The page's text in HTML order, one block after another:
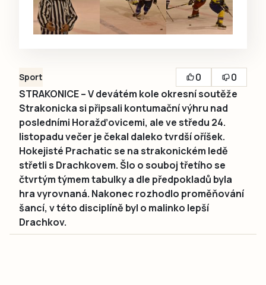
Sport 0
0
STRAKONICE – V devátém kole okresní soutěže
Strakonicka si připsali kontumační výhru nad
posledními Horažďovicemi, ale ve středu 24.
listopadu večer je čekal daleko tvrdší oříšek.
Hokejisté Prachatic se na strakonickém ledě
střetli s Drachkovem. Šlo o souboj třetího se
čtvrtým týmem tabulky a dle předpokladů byla
hra vyrovnaná. Nakonec rozhodlo proměňování
šancí, v této disciplíně byl o malinko lepší
Drachkov.